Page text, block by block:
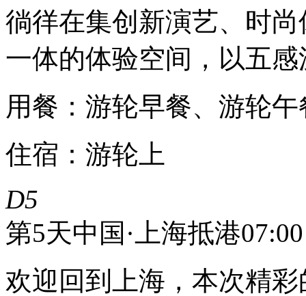
徜徉在集创新演艺、时
一体的体验空间，以五
用餐：游轮早餐、游轮
住宿：游轮上
D5
第5天中国·上海抵港07:00
欢迎回到上海，本次精